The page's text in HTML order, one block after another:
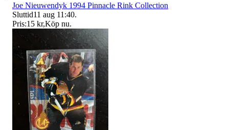
Joe Nieuwendyk 1994 Pinnacle Rink Collection
Sluttid11 aug 11:40.
Pris:15 kr,Köp nu.